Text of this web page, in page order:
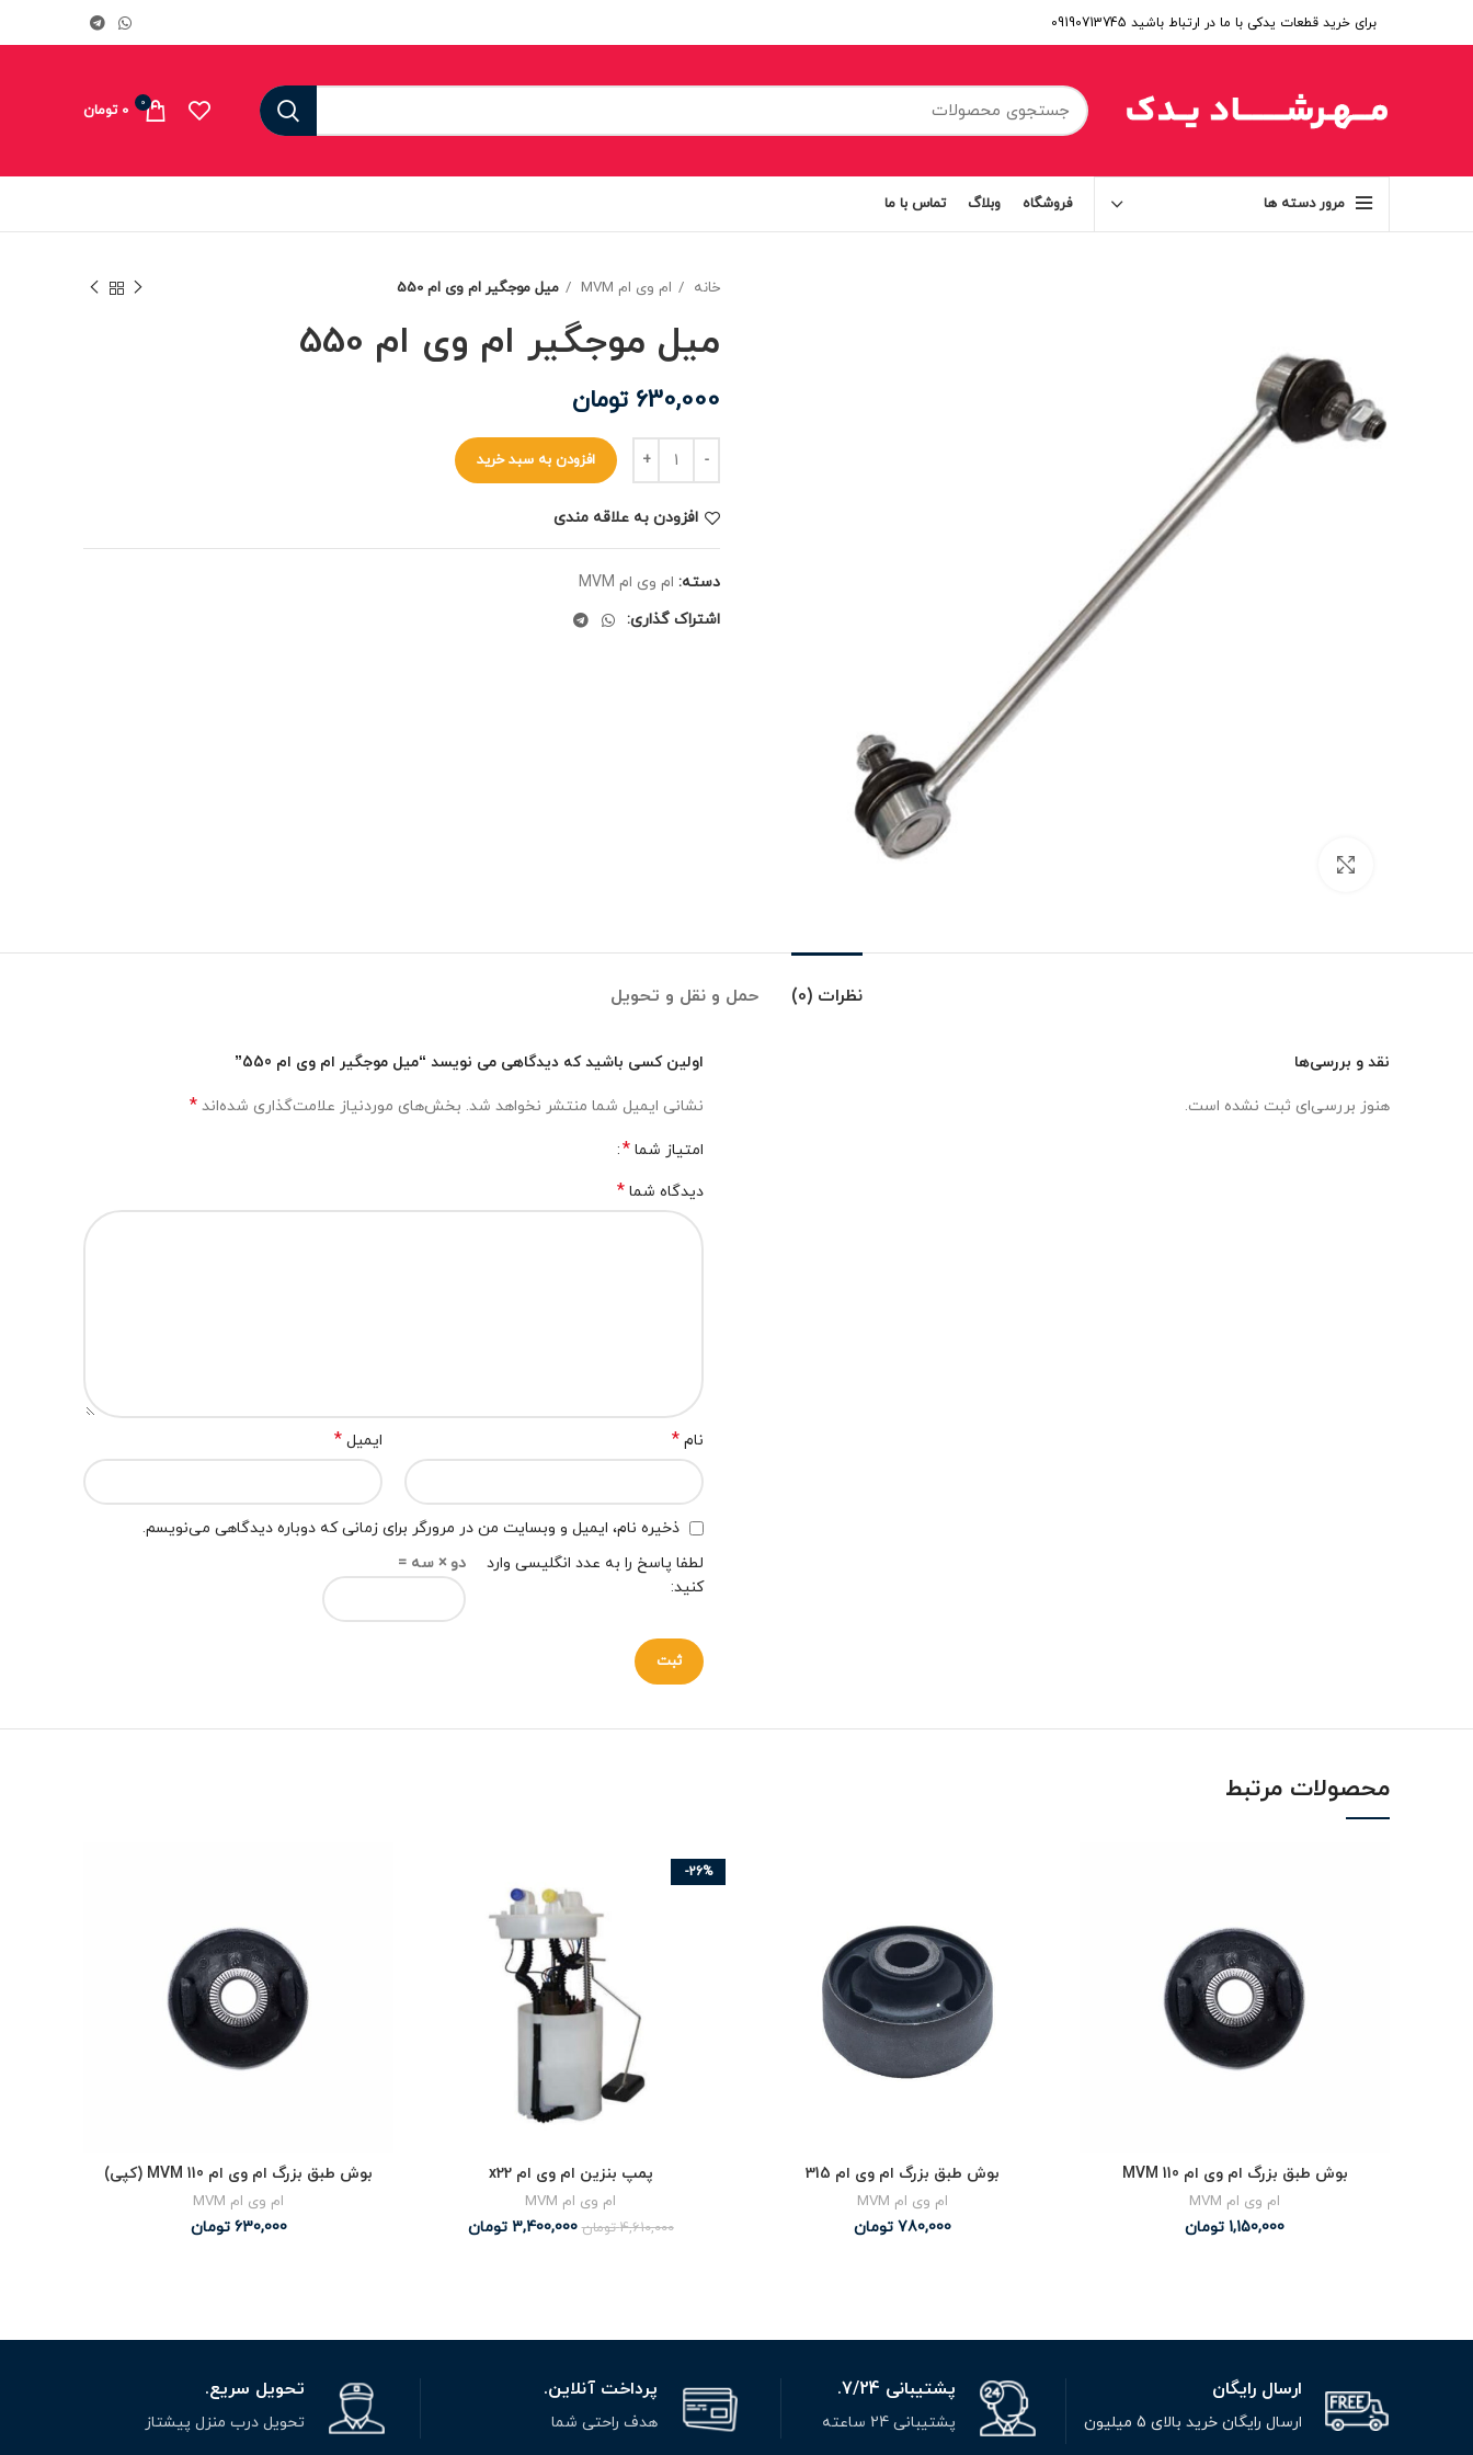
برای خرید قطعات یدکی با ما در ارتباط باشید 09190713745
0
0 تومان
مرور دسته ها فروشگاه وبلاگ تماس با ما
خانه ام وی ام MVM میل موجگیر ام وی ام 550
میل موجگیر ام وی ام 550
630,000 تومان
افزودن به سبد خرید
افزودن به علاقه مندی
دسته: ام وی ام MVM
اشتراک گذاری:
نظرات (0) حمل و نقل و تحویل
نقد و بررسی‌ها
هنوز بررسی‌ای ثبت نشده است.
اولین کسی باشید که دیدگاهی می نویسد “میل موجگیر ام وی ام 550”
نشانی ایمیل شما منتشر نخواهد شد. بخش‌های موردنیاز علامت‌گذاری شده‌اند *
امتیاز شما *
دیدگاه شما *
نام * ایمیل *
ذخیره نام، ایمیل و وبسایت من در مرورگر برای زمانی که دوباره دیدگاهی می‌نویسم.
لطفا پاسخ را به عدد انگلیسی وارد
کنید:
دو × سه =
محصولات مرتبط
بوش طبق بزرگ ام وی ام MVM 110
ام وی ام MVM
1,150,000 تومان
بوش طبق بزرگ ام وی ام 315
ام وی ام MVM
780,000 تومان
-26%
پمپ بنزین ام وی ام x22
ام وی ام MVM
4,610,000 تومان 3,400,000 تومان
بوش طبق بزرگ ام وی ام MVM 110 (کپی)
ام وی ام MVM
630,000 تومان
ارسال رایگان
ارسال رایگان خرید بالای 5 میلیون
پشتیبانی 7/24.
پشتیبانی 24 ساعته
پرداخت آنلاین.
هدف راحتی شما
تحویل سریع.
تحویل درب منزل پیشتاز